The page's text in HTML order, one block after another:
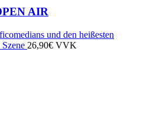
AIR
und den heißesten
26,90€ VVK